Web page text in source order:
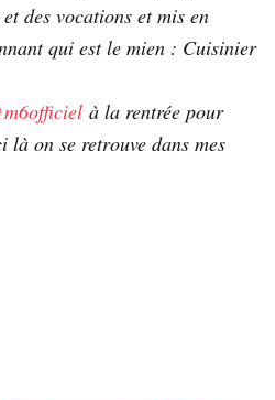
des vocations et mis en
qui est le mien : Cuisinier
à la rentrée pour
là on se retrouve dans mes